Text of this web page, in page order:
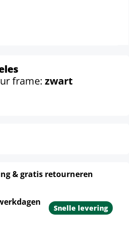
frame: zwart
& gratis retourneren
Snelle levering